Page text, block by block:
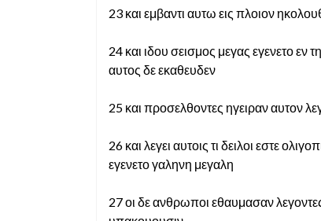
23 και εμβαντι αυτω εις πλοιον
24 και ιδου σεισμος μεγας εγενετο
αυτος δε εκαθευδεν
25 και προσελθοντες ηγειραν αυτον
26 και λεγει αυτοις τι δειλοι εστε
εγενετο γαληνη μεγαλη
27 οι δε ανθρωποι εθαυμασαν